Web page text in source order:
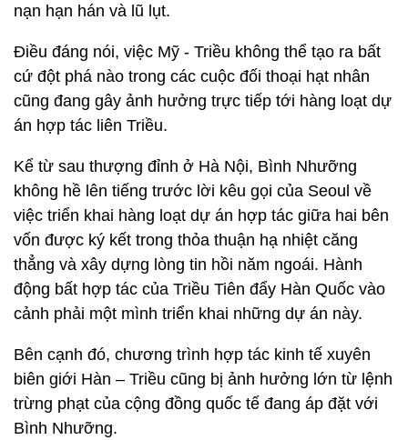
nạn hạn hán và lũ lụt.
Điều đáng nói, việc Mỹ - Triều không thể tạo ra bất
cứ đột phá nào trong các cuộc đối thoại hạt nhân
cũng đang gây ảnh hưởng trực tiếp tới hàng loạt dự
án hợp tác liên Triều.
Kể từ sau thượng đỉnh ở Hà Nội, Bình Nhưỡng
không hề lên tiếng trước lời kêu gọi của Seoul về
việc triển khai hàng loạt dự án hợp tác giữa hai bên
vốn được ký kết trong thỏa thuận hạ nhiệt căng
thẳng và xây dựng lòng tin hồi năm ngoái. Hành
động bất hợp tác của Triều Tiên đẩy Hàn Quốc vào
cảnh phải một mình triển khai những dự án này.
Bên cạnh đó, chương trình hợp tác kinh tế xuyên
biên giới Hàn – Triều cũng bị ảnh hưởng lớn từ lệnh
trừng phạt của cộng đồng quốc tế đang áp đặt với
Bình Nhưỡng.